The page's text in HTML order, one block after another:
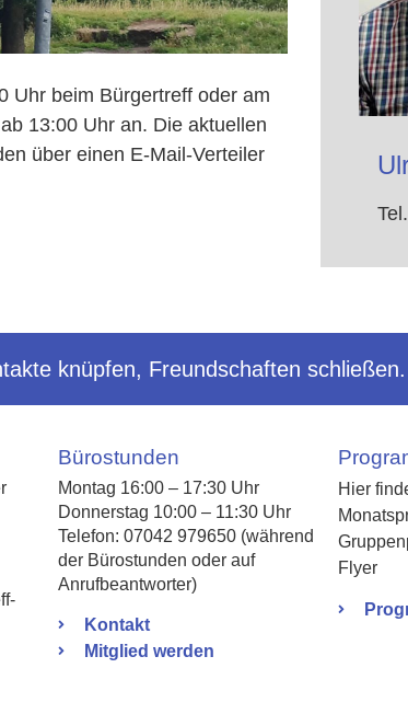
Uhr beim Bürgertreff oder am
13:00 Uhr an. Die aktuellen
über einen E-Mail-Verteiler
knüpfen, Freundschaften schließen.
Bürostunden
Montag 16:00 – 17:30 Uhr
Donnerstag 10:00 – 11:30 Uhr
Telefon: 07042 979650 (während
der Bürostunden oder auf
Anrufbeantworter)
Kontakt
Mitglied werden
Hier
Flyer